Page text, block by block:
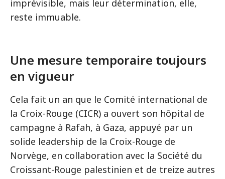
imprévisible, mais leur détermination, elle,
reste immuable.
Une mesure temporaire toujours
en vigueur
Cela fait un an que le Comité international de
la Croix-Rouge (CICR) a ouvert son hôpital de
campagne à Rafah, à Gaza, appuyé par un
solide leadership de la Croix-Rouge de
Norvège, en collaboration avec la Société du
Croissant-Rouge palestinien et de treize autres